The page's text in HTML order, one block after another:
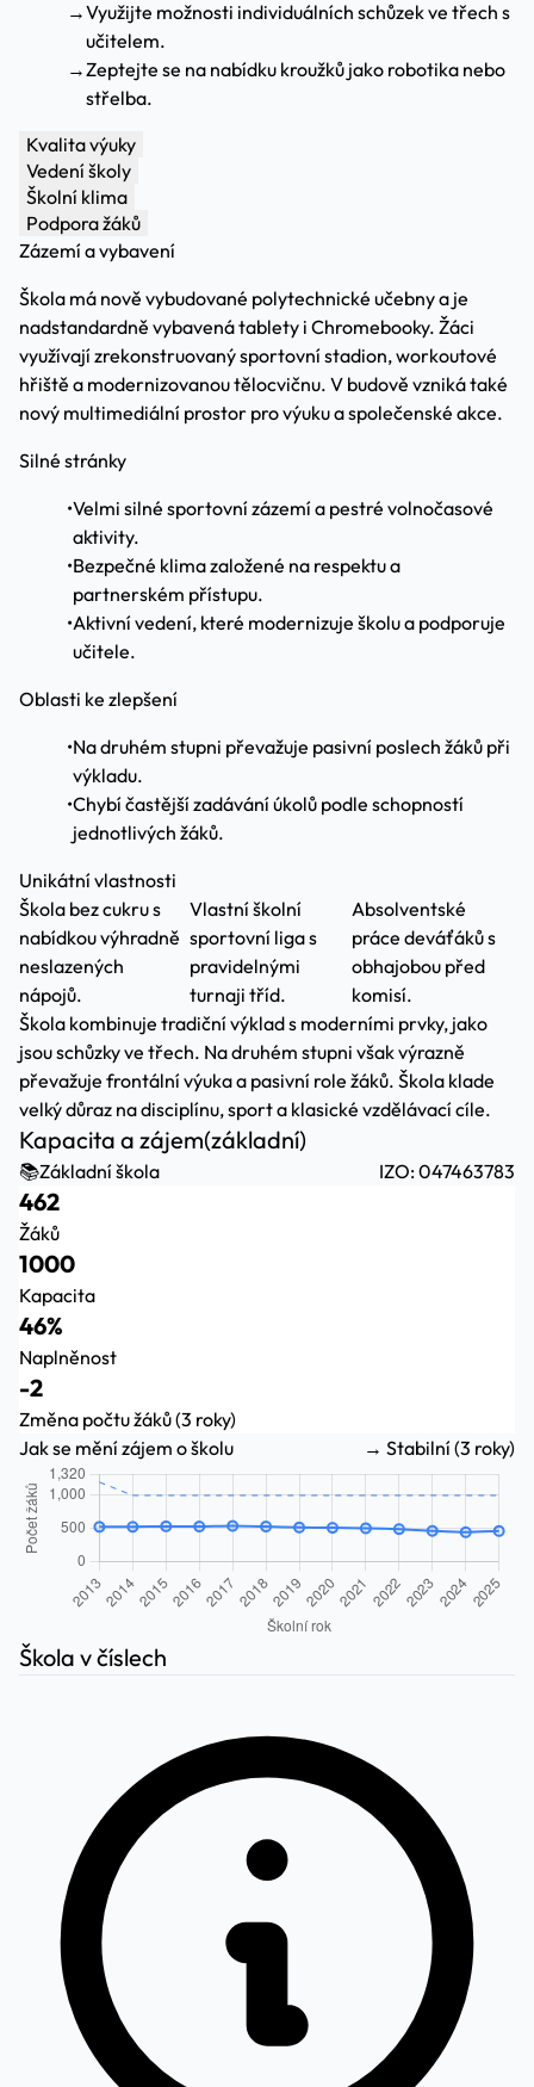
→Využijte možnosti individuálních schůzek ve třech s
učitelem.
→Zeptejte se na nabídku kroužků jako robotika nebo
střelba.
Kvalita výuky
Vedení školy
Školní klima
Podpora žáků
Zázemí a vybavení
Škola má nově vybudované polytechnické učebny a je
nadstandardně vybavená tablety i Chromebooky. Žáci
využívají zrekonstruovaný sportovní stadion, workoutové
hřiště a modernizovanou tělocvičnu. V budově vzniká také
nový multimediální prostor pro výuku a společenské akce.
Silné stránky
•Velmi silné sportovní zázemí a pestré volnočasové
aktivity.
•Bezpečné klima založené na respektu a
partnerském přístupu.
•Aktivní vedení, které modernizuje školu a podporuje
učitele.
Oblasti ke zlepšení
•Na druhém stupni převažuje pasivní poslech žáků při
výkladu.
•Chybí častější zadávání úkolů podle schopností
jednotlivých žáků.
Unikátní vlastnosti
Škola bez cukru s
nabídkou výhradně
neslazených
nápojů.
Vlastní školní
sportovní liga s
pravidelnými
turnaji tříd.
Absolventské
práce deváťáků s
obhajobou před
komisí.
Škola kombinuje tradiční výklad s moderními prvky, jako
jsou schůzky ve třech. Na druhém stupni však výrazně
převažuje frontální výuka a pasivní role žáků. Škola klade
velký důraz na disciplínu, sport a klasické vzdělávací cíle.
Kapacita a zájem(základní)
📚Základní škola IZO: 047463783
462
Žáků
1000
Kapacita
46%
Naplněnost
-2
Změna počtu žáků (3 roky)
Jak se mění zájem o školu
→ Stabilní (3 roky)
Škola v číslech